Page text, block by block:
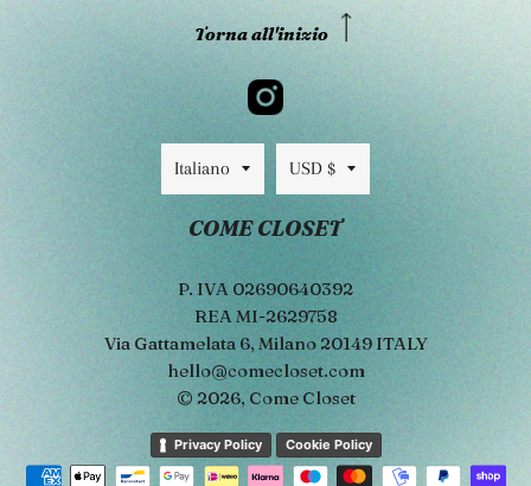
Lingua
Italiano Valuta
USD $
COME CLOSET
P. IVA 02690640392
REA MI-2629758
Via Gattamelata 6, Milano 20149 ITALY
hello@comecloset.com
© 2026, Come Closet
Privacy Policy Cookie Policy
Metodi
di
Torna all'inizio